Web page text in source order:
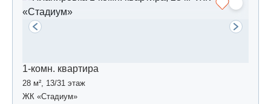
1-комн. квартира
28 м², 13/31 этаж
ЖК «Стадиум»